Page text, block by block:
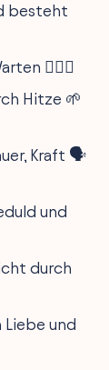
besteht
🏋️‍♂️🚦
Hitze 🌱
Kraft 🗣️
und
durch
und